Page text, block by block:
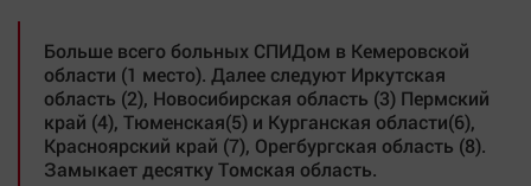
Здоровье
Культура
Курилка
Мнения
Больше всего больных СПИДом в Кемеровской
области (1 место). Далее следуют Иркутская
область (2), Новосибирская область (3) Пермский
край (4), Тюменская(5) и Курганская области(6),
Красноярский край (7), Орегбургская область (8).
Замыкает десятку Томская область.